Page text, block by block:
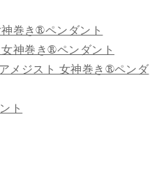
巻き®ペンダント
神巻き®ペンダント
メジスト 女神巻き®ペンダ
ト